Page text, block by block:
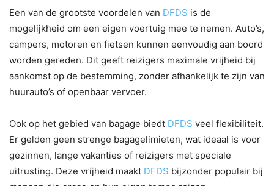
Een van de grootste voordelen van DFDS is de
mogelijkheid om een eigen voertuig mee te nemen. Auto’s,
campers, motoren en fietsen kunnen eenvoudig aan boord
worden gereden. Dit geeft reizigers maximale vrijheid bij
aankomst op de bestemming, zonder afhankelijk te zijn van
huurauto’s of openbaar vervoer.
Ook op het gebied van bagage biedt DFDS veel flexibiliteit.
Er gelden geen strenge bagagelimieten, wat ideaal is voor
gezinnen, lange vakanties of reizigers met speciale
uitrusting. Deze vrijheid maakt DFDS bijzonder populair bij